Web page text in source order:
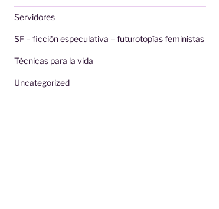
Servidores
SF – ficción especulativa – futurotopías feministas
Técnicas para la vida
Uncategorized